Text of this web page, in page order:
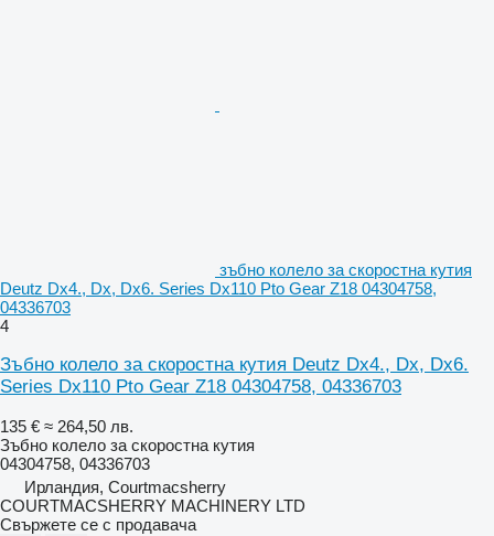
зъбно колело за скоростна кутия
Deutz Dx4., Dx, Dx6. Series Dx110 Pto Gear Z18 04304758,
04336703
4
Зъбно колело за скоростна кутия Deutz Dx4., Dx, Dx6.
Series Dx110 Pto Gear Z18 04304758, 04336703
135 € ≈ 264,50 лв.
Зъбно колело за скоростна кутия
04304758, 04336703
Ирландия, Courtmacsherry
COURTMACSHERRY MACHINERY LTD
Свържете се с продавача